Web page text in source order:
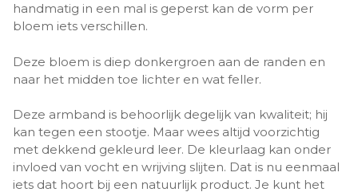
handmatig in een mal is geperst kan de vorm per
bloem iets verschillen.
Deze bloem is diep donkergroen aan de randen en
naar het midden toe lichter en wat feller.
Deze armband is behoorlijk degelijk van kwaliteit; hij
kan tegen een stootje. Maar wees altijd voorzichtig
met dekkend gekleurd leer. De kleurlaag kan onder
invloed van vocht en wrijving slijten. Dat is nu eenmaal
iets dat hoort bij een natuurlijk product. Je kunt het